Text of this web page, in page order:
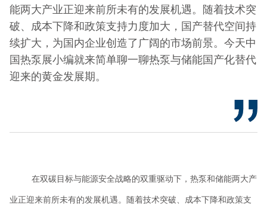
能两大产业正迎来前所未有的发展机遇。随着技术突
破、成本下降和政策支持力度加大，国产替代空间持
续扩大，为国内企业创造了广阔的市场前景。今天中
国热泵展小编就来简单聊一聊热泵与储能国产化替代
迎来的黄金发展期。
在双碳目标与能源安全战略的双重驱动下，热泵和储能两大产
业正迎来前所未有的发展机遇。随着技术突破、成本下降和政策支